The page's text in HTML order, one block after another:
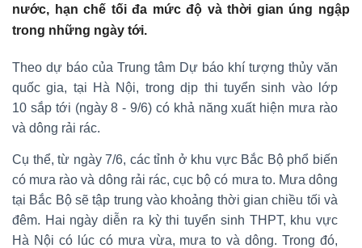
nước, hạn chế tối đa mức độ và thời gian úng ngập
trong những ngày tới.
Theo dự báo của Trung tâm Dự báo khí tượng thủy văn
quốc gia, tại Hà Nội, trong dịp thi tuyển sinh vào lớp
10 sắp tới (ngày 8 - 9/6) có khả năng xuất hiện mưa rào
và dông rải rác.
Cụ thể, từ ngày 7/6, các tỉnh ở khu vực Bắc Bộ phổ biến
có mưa rào và dông rải rác, cục bộ có mưa to. Mưa dông
tại Bắc Bộ sẽ tập trung vào khoảng thời gian chiều tối và
đêm. Hai ngày diễn ra kỳ thi tuyển sinh THPT, khu vực
Hà Nội có lúc có mưa vừa, mưa to và dông. Trong đó,